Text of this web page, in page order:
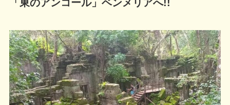
「東のアンコール」ベンメリアへ!!